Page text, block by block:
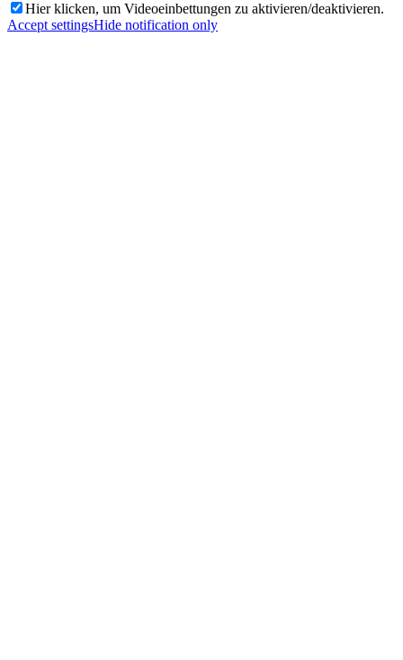
Hier klicken, um Videoeinbettungen zu aktivieren/deaktivieren.
Accept settingsHide notification only